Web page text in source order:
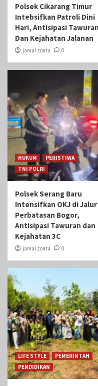
Polsek Cikarang Timur
Intebsifkan Patroli Dini
Hari, Antisipasi Tawuran
Dan Kejahatan Jalanan
jamal zonta 0
HUKUM
PERISTIWA
TNI POLRI
Polsek Serang Baru
Intensifkan OKJ di Jalur
Perbatasan Bogor,
Antisipasi Tawuran dan
Kejahatan 3C
jamal zonta 0
LIFE STYLE
PEMERINTAH
PENDIDIKAN